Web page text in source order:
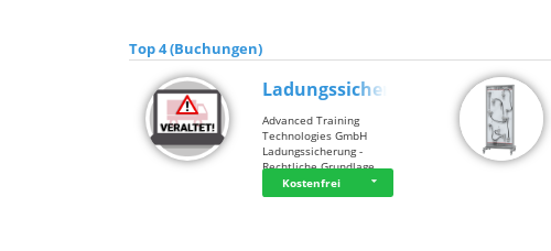
Top 4 (Buchungen)
Ladungssicherung
Advanced Training
Technologies GmbH
Ladungssicherung -
Rechtliche Grundlage…
Kostenfrei